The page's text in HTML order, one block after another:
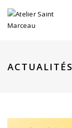
ACTUALITÉS